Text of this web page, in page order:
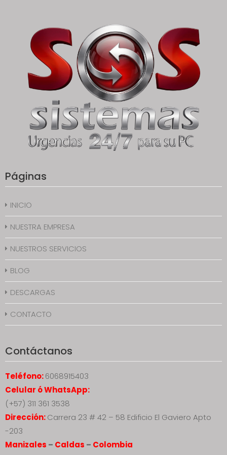
Páginas
INICIO
NUESTRA EMPRESA
NUESTROS SERVICIOS
BLOG
DESCARGAS
CONTACTO
Contáctanos
Teléfono:6068915403
Celular ó WhatsApp:
(+57) 311 361 3538
Dirección:Carrera 23 # 42 – 58 Edificio El Gaviero Apto
-203
Manizales – Caldas – Colombia